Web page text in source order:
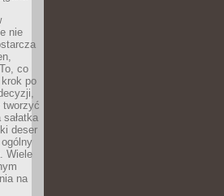
nie
co
po
tworzyć
deser
Wiele
na